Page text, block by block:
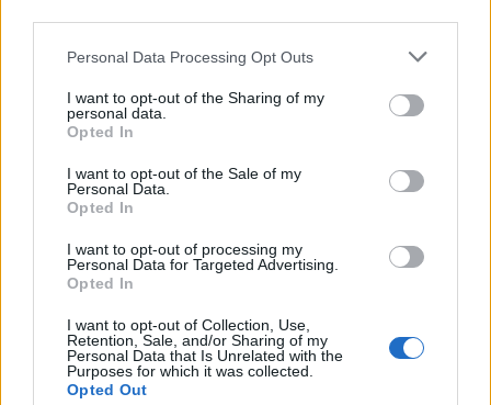
Personal Data Processing Opt Outs
I want to opt-out of the Sharing of my
personal data.
Opted In
I want to opt-out of the Sale of my
Personal Data.
Opted In
I want to opt-out of processing my
Personal Data for Targeted Advertising.
Opted In
I want to opt-out of Collection, Use,
Retention, Sale, and/or Sharing of my
Personal Data that Is Unrelated with the
Purposes for which it was collected.
Opted Out
посещение във форума!Играйте тук
Проблем с влизане в играта
tanyamery
Съобщения:
2,383 Получени харесвания:
Точки за награди: 2,500
Експерт, женски
Съобщения: 315 Получени харесвания: 429
Точки за награди:
340
-niksan-
Господар, мъжки
Съобщения: 3,357 Получени харесвания:
Точки за награди: